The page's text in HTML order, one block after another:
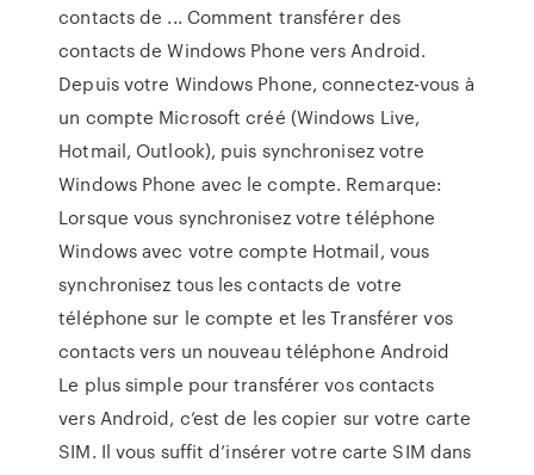
contacts de ... Comment transférer des
contacts de Windows Phone vers Android.
Depuis votre Windows Phone, connectez-vous à
un compte Microsoft créé (Windows Live,
Hotmail, Outlook), puis synchronisez votre
Windows Phone avec le compte. Remarque:
Lorsque vous synchronisez votre téléphone
Windows avec votre compte Hotmail, vous
synchronisez tous les contacts de votre
téléphone sur le compte et les Transférer vos
contacts vers un nouveau téléphone Android
Le plus simple pour transférer vos contacts
vers Android, c’est de les copier sur votre carte
SIM. Il vous suffit d’insérer votre carte SIM dans